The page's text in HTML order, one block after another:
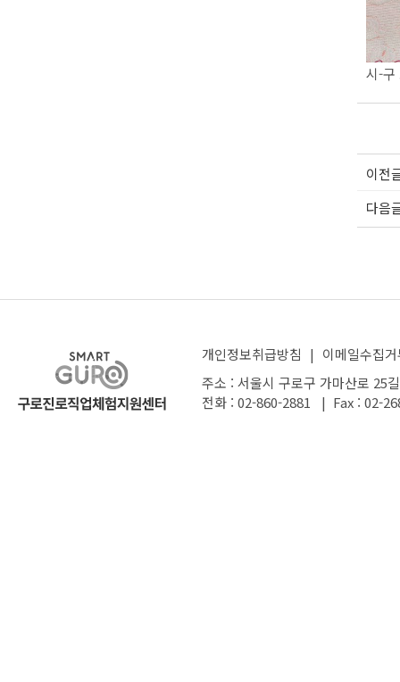
시-구
이전
다음
개인정보취급방침 | 이메일수집
주소 : 서울시 구로구 가마산로 25
전화 : 02-860-2881 | Fax : 02-